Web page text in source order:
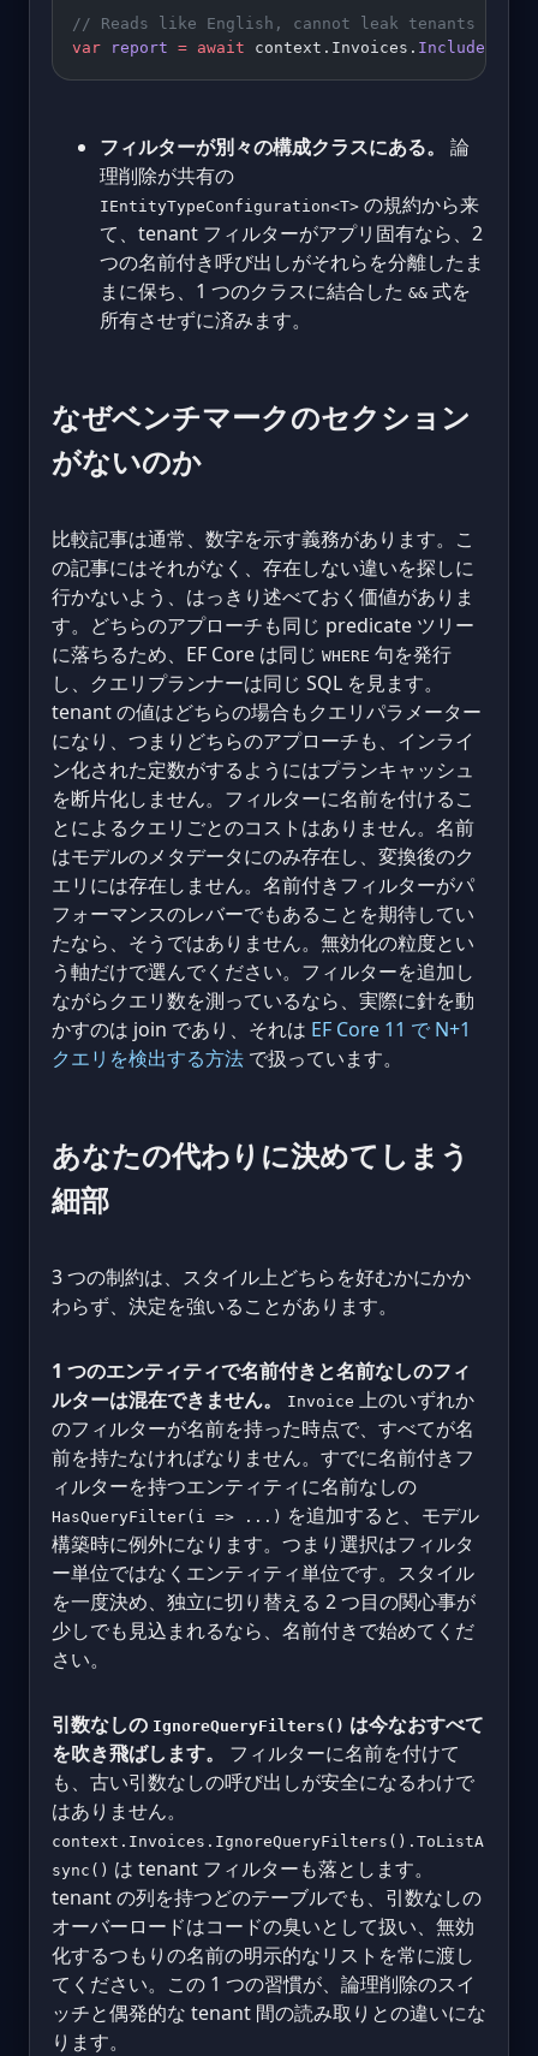
// Reads like English, cannot leak tenants
var report = await context.Invoices.
フィルターが別々の構成クラスにある。
論
理削除が共有の
IEntityTypeConfiguration<T> の規約から来
て、tenant フィルターがアプリ固有なら、2
つの名前付き呼び出しがそれらを分離したま
まに保ち、1 つのクラスに結合した && 式を
所有させずに済みます。
なぜベンチマークのセクション
がないのか
比較記事は通常、数字を示す義務があります。こ
の記事にはそれがなく、存在しない違いを探しに
行かないよう、はっきり述べておく価値がありま
す。どちらのアプローチも同じ predicate ツリー
に落ちるため、EF Core は同じ WHERE 句を発行
し、クエリプランナーは同じ SQL を見ます。
tenant の値はどちらの場合もクエリパラメーター
になり、つまりどちらのアプローチも、インライ
ン化された定数がするようにはプランキャッシュ
を断片化しません。フィルターに名前を付けるこ
とによるクエリごとのコストはありません。名前
はモデルのメタデータにのみ存在し、変換後のク
エリには存在しません。名前付きフィルターがパ
フォーマンスのレバーでもあることを期待してい
たなら、そうではありません。無効化の粒度とい
う軸だけで選んでください。フィルターを追加し
ながらクエリ数を測っているなら、実際に針を動
かすのは join であり、それは EF Core 11 で N+1
クエリを検出する方法 で扱っています。
あなたの代わりに決めてしまう
細部
3 つの制約は、スタイル上どちらを好むかにかか
わらず、決定を強いることがあります。
1 つのエンティティで名前付きと名前なしのフィ
ルターは混在できません。
Invoice 上のいずれか
のフィルターが名前を持った時点で、すべてが名
前を持たなければなりません。すでに名前付きフ
ィルターを持つエンティティに名前なしの
HasQueryFilter(i => ...) を追加すると、モデル
構築時に例外になります。つまり選択はフィルタ
ー単位ではなくエンティティ単位です。スタイル
を一度決め、独立に切り替える 2 つ目の関心事が
少しでも見込まれるなら、名前付きで始めてくだ
さい。
引数なしの IgnoreQueryFilters() は今なおすべて
を吹き飛ばします。
フィルターに名前を付けて
も、古い引数なしの呼び出しが安全になるわけで
はありません。
context.Invoices.IgnoreQueryFilters().ToListA
sync() は tenant フィルターも落とします。
tenant の列を持つどのテーブルでも、引数なしの
オーバーロードはコードの臭いとして扱い、無効
化するつもりの名前の明示的なリストを常に渡し
てください。この 1 つの習慣が、論理削除のスイ
ッチと偶発的な tenant 間の読み取りとの違いにな
ります。